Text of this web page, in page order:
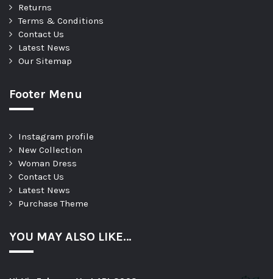
Returns
Terms & Conditions
Contact Us
Latest News
Our Sitemap
Footer Menu
Instagram profile
New Collection
Woman Dress
Contact Us
Latest News
Purchase Theme
YOU MAY ALSO LIKE…